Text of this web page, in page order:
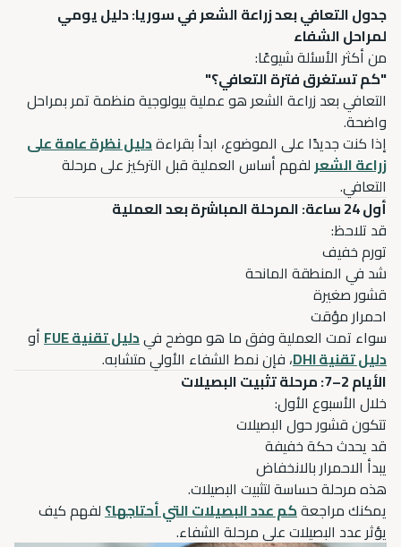
جدول التعافي بعد زراعة الشعر في سوريا: دليل يومي
لمراحل الشفاء
من أكثر الأسئلة شيوعًا:
"كم تستغرق فترة التعافي؟"
التعافي بعد زراعة الشعر هو عملية بيولوجية منظمة تمر بمراحل
واضحة.
إذا كنت جديدًا على الموضوع، ابدأ بقراءةدليل نظرة عامة على
زراعة الشعرلفهم أساس العملية قبل التركيز على مرحلة
التعافي.
أول 24 ساعة: المرحلة المباشرة بعد العملية
قد تلاحظ:
تورم خفيف
شد في المنطقة المانحة
قشور صغيرة
احمرار مؤقت
سواء تمت العملية وفق ما هو موضح فيدليل تقنية FUE
أو
دليل تقنية DHI
، فإن نمط الشفاء الأولي متشابه.
الأيام 2–7: مرحلة تثبيت البصيلات
خلال الأسبوع الأول:
تتكون قشور حول البصيلات
قد يحدث حكة خفيفة
يبدأ الاحمرار بالانخفاض
هذه مرحلة حساسة لتثبيت البصيلات.
يمكنك مراجعةكم عدد البصيلات التي أحتاجها؟لفهم كيف
يؤثر عدد البصيلات على مرحلة الشفاء.